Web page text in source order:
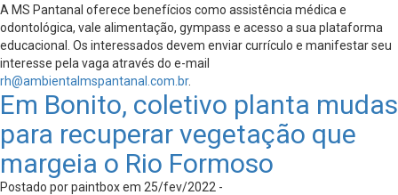
A MS Pantanal oferece benefícios como assistência médica e
odontológica, vale alimentação, gympass e acesso a sua plataforma
educacional. Os interessados devem enviar currículo e manifestar seu
interesse pela vaga através do e-mail
rh@ambientalmspantanal.com.br.
Em Bonito, coletivo planta mudas
para recuperar vegetação que
margeia o Rio Formoso
Postado por paintbox em 25/fev/2022 -